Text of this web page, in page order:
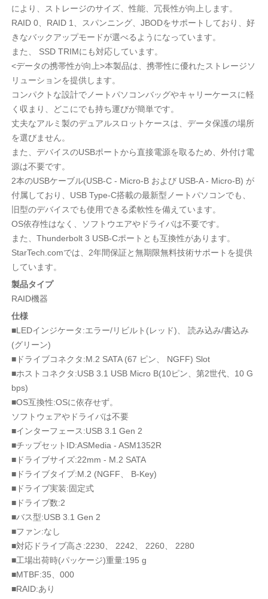
により、ストレージのサイズ、性能、冗長性が向上します。
RAID 0、RAID 1、スパンニング、JBODをサポートしており、好
きなバックアップモードが選べるようになっています。
また、 SSD TRIMにも対応しています。
<データの携帯性が向上>本製品は、携帯性に優れたストレージソ
リューションを提供します。
コンパクトな設計でノートパソコンバッグやキャリーケースに軽
く収まり、どこにでも持ち運びが簡単です。
丈夫なアルミ製のデュアルスロットケースは、データ保護の場所
を選びません。
また、デバイスのUSBポートから直接電源を取るため、外付け電
源は不要です。
2本のUSBケーブル(USB-C - Micro-B および USB-A - Micro-B) が
付属しており、USB Type-C搭載の最新型ノートパソコンでも、
旧型のデバイスでも使用できる柔軟性を備えています。
OS依存性はなく、ソフトウエアやドライバは不要です。
また、Thunderbolt 3 USB-Cポートとも互換性があります。
StarTech.comでは、2年間保証と無期限無料技術サポートを提供
しています。
製品タイプ
RAID機器
仕様
■LEDインジケータ:エラー/リビルト(レッド)、 読み込み/書込み
(グリーン)
■ドライブコネクタ:M.2 SATA (67 ピン、 NGFF) Slot
■ホストコネクタ:USB 3.1 USB Micro B(10ピン、第2世代、10 G
bps)
■OS互換性:OSに依存せず。
ソフトウェアやドライバは不要
■インターフェース:USB 3.1 Gen 2
■チップセットID:ASMedia - ASM1352R
■ドライブサイズ:22mm - M.2 SATA
■ドライブタイプ:M.2 (NGFF、 B-Key)
■ドライブ実装:固定式
■ドライブ数:2
■バス型:USB 3.1 Gen 2
■ファン:なし
■対応ドライブ高さ:2230、 2242、 2260、 2280
■工場出荷時(パッケージ)重量:195 g
■MTBF:35、000
■RAID:あり